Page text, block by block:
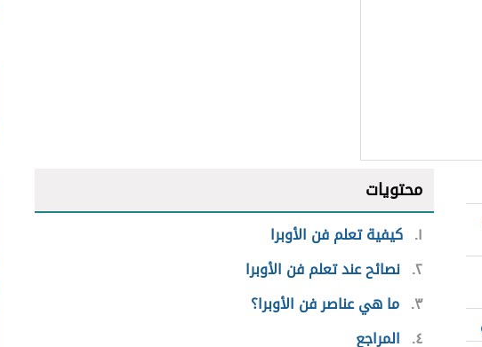
محتويات
١ كيفية تعلم فن الأوبرا
٢ نصائح عند تعلم فن الأوبرا
٣ ما هي عناصر فن الأوبرا؟
٤ المراجع